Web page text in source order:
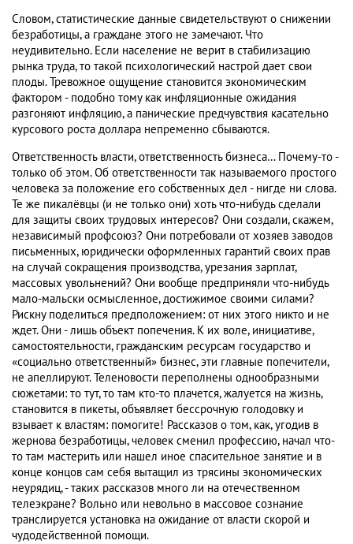
Словом, статистические данные свидетельствуют о снижении
безработицы, а граждане этого не замечают. Что
неудивительно. Если население не верит в стабилизацию
рынка труда, то такой психологический настрой дает свои
плоды. Тревожное ощущение становится экономическим
фактором - подобно тому как инфляционные ожидания
разгоняют инфляцию, а панические предчувствия касательно
курсового роста доллара непременно сбываются.
Ответственность власти, ответственность бизнеса… Почему-то -
только об этом. Об ответственности так называемого простого
человека за положение его собственных дел - нигде ни слова.
Те же пикалёвцы (и не только они) хоть что-нибудь сделали
для защиты своих трудовых интересов? Они создали, скажем,
независимый профсоюз? Они потребовали от хозяев заводов
письменных, юридически оформленных гарантий своих прав
на случай сокращения производства, урезания зарплат,
массовых увольнений? Они вообще предприняли что-нибудь
мало-мальски осмысленное, достижимое своими силами?
Рискну поделиться предположением: от них этого никто и не
ждет. Они - лишь объект попечения. К их воле, инициативе,
самостоятельности, гражданским ресурсам государство и
«социально ответственный» бизнес, эти главные попечители,
не апеллируют. Теленовости переполнены однообразными
сюжетами: то тут, то там кто-то плачется, жалуется на жизнь,
становится в пикеты, объявляет бессрочную голодовку и
взывает к властям: помогите! Рассказов о том, как, угодив в
жернова безработицы, человек сменил профессию, начал что-
то там мастерить или нашел иное спасительное занятие и в
конце концов сам себя вытащил из трясины экономических
неурядиц, - таких рассказов много ли на отечественном
телеэкране? Вольно или невольно в массовое сознание
транслируется установка на ожидание от власти скорой и
чудодейственной помощи.